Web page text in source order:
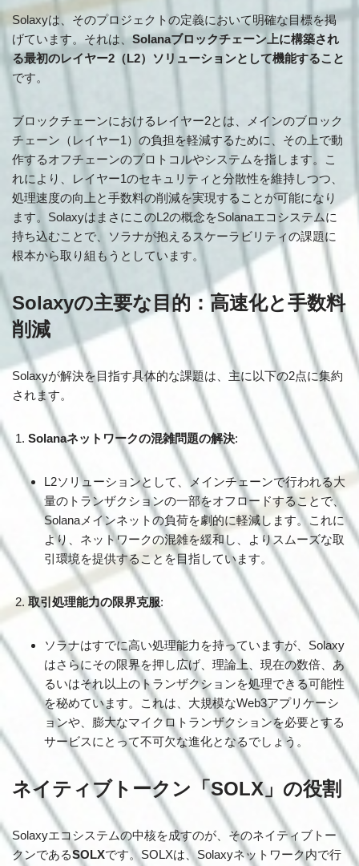
Solaxyは、そのプロジェクトの定義において明確な目標を掲
げています。それは、Solanaブロックチェーン上に構築され
る最初のレイヤー2（L2）ソリューションとして機能すること
です。
ブロックチェーンにおけるレイヤー2とは、メインのブロック
チェーン（レイヤー1）の負担を軽減するために、その上で動
作するオフチェーンのプロトコルやシステムを指します。こ
れにより、レイヤー1のセキュリティと分散性を維持しつつ、
処理速度の向上と手数料の削減を実現することが可能になり
ます。SolaxyはまさにこのL2の概念をSolanaエコシステムに
持ち込むことで、ソラナが抱えるスケーラビリティの課題に
根本から取り組もうとしています。
Solaxyの主要な目的：高速化と手数料
削減
Solaxyが解決を目指す具体的な課題は、主に以下の2点に集約
されます。
Solanaネットワークの混雑問題の解決:
L2ソリューションとして、メインチェーンで行われる大
量のトランザクションの一部をオフロードすることで、
Solanaメインネットの負荷を劇的に軽減します。これに
より、ネットワークの混雑を緩和し、よりスムーズな取
引環境を提供することを目指しています。
取引処理能力の限界克服:
ソラナはすでに高い処理能力を持っていますが、Solaxy
はさらにその限界を押し広げ、理論上、現在の数倍、あ
るいはそれ以上のトランザクションを処理できる可能性
を秘めています。これは、大規模なWeb3アプリケーシ
ョンや、膨大なマイクロトランザクションを必要とする
サービスにとって不可欠な進化となるでしょう。
ネイティブトークン「SOLX」の役割
Solaxyエコシステムの中核を成すのが、そのネイティブトー
クンであるSOLXです。SOLXは、Solaxyネットワーク内で行